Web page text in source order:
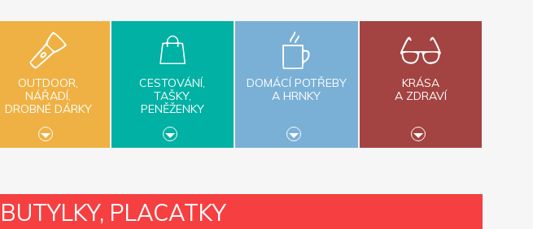
OUTDOOR,
NÁŘADÍ,
DROBNÉ DÁRKY
CESTOVÁNÍ,
TAŠKY,
PENĚŽENKY
DOMÁCÍ POTŘEBY
A HRNKY
KRÁSA
A ZDRAVÍ
BUTYLKY, PLACATKY